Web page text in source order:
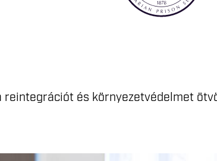
reintegrációt és környezetvédelmet